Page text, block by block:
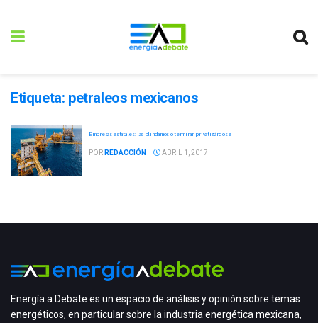
Etiqueta: petraleos mexicanos
Empresas estatales: las blindamos o terminan privatizándose
POR REDACCIÓN ABRIL 1, 2017
Energía a Debate es un espacio de análisis y opinión sobre temas
energéticos, en particular sobre la industria energética mexicana,